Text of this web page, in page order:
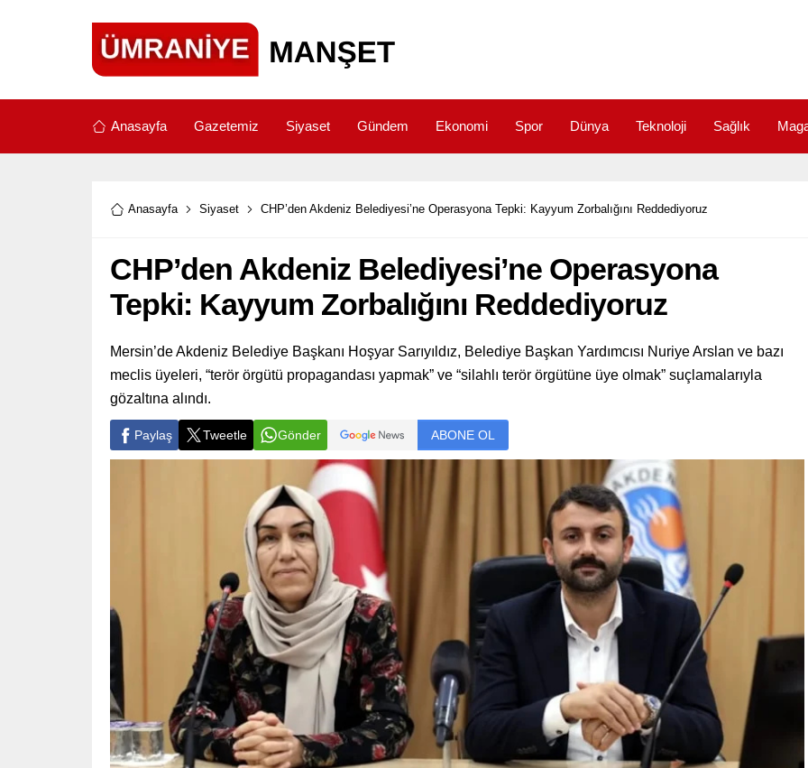
Anasayfa Gazetemiz Siyaset Gündem Ekonomi Spor Dünya Teknoloji Sağlık
Anasayfa Siyaset CHP’den Akdeniz Belediyesi’ne Operasyona Tepki: Kayyum Zorbalığını Reddediyoruz
CHP’den Akdeniz Belediyesi’ne Operasyona
Tepki: Kayyum Zorbalığını Reddediyoruz
Mersin’de Akdeniz Belediye Başkanı Hoşyar Sarıyıldız, Belediye Başkan Yardımcısı Nuriye Arslan ve bazı
meclis üyeleri, “terör örgütü propagandası yapmak” ve “silahlı terör örgütüne üye olmak” suçlamalarıyla
gözaltına alındı.
Paylaş Tweetle Gönder ABONE OL